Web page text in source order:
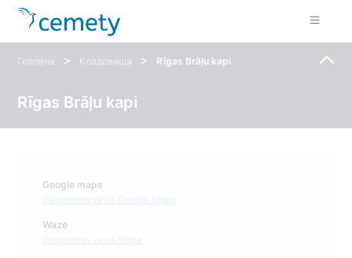
Головна > Кладовища > Rīgas Brāļu kapi
Rīgas Brāļu kapi
Google maps
Переглянути на Google Maps
Waze
Переглянути на Waze